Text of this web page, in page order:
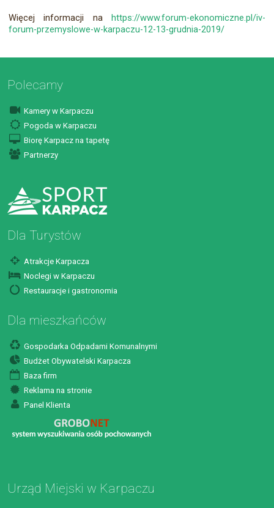
Więcej informacji na https://www.forum-ekonomiczne.pl/iv-
forum-przemyslowe-w-karpaczu-12-13-grudnia-2019/
Polecamy
Kamery w Karpaczu
Pogoda w Karpaczu
Biorę Karpacz na tapetę
Partnerzy
Dla Turystów
Atrakcje Karpacza
Noclegi w Karpaczu
Restauracje i gastronomia
Dla mieszkańców
Gospodarka Odpadami Komunalnymi
Budżet Obywatelski Karpacza
Baza firm
Reklama na stronie
Panel Klienta
Urząd Miejski w Karpaczu